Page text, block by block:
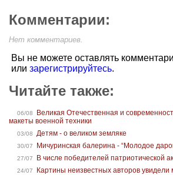
Комментарии:
Нет комментариев.
Вы не можете оставлять
или зарегистрируйтесь.
Читайте также:
06/08
Великая Отечественная и
макеты военной техники
03/08 Детям - о великом земляке
30/07 Мичуринская балерина - “Молодое
27/07 В числе победителей патриотической
24/07 Картины неизвестных авторов увидели